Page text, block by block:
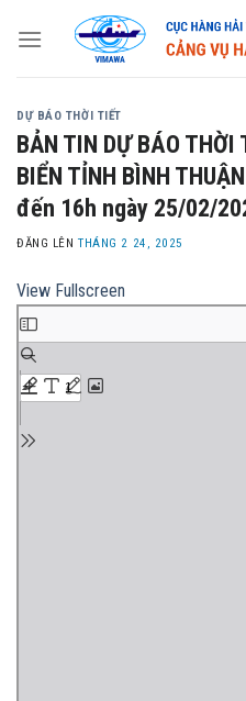
DỰ BÁO THỜI TIẾT
BẢN TIN DỰ BÁO THỜI
BIỂN TỈNH BÌNH
đến 16h ngày 25/02/
ĐĂNG LÊNTHÁNG 2 24, 2025
View Fullscreen